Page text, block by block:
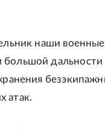
наши
дальности
атак.